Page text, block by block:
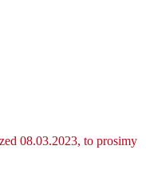
08.03.2023, to prosimy